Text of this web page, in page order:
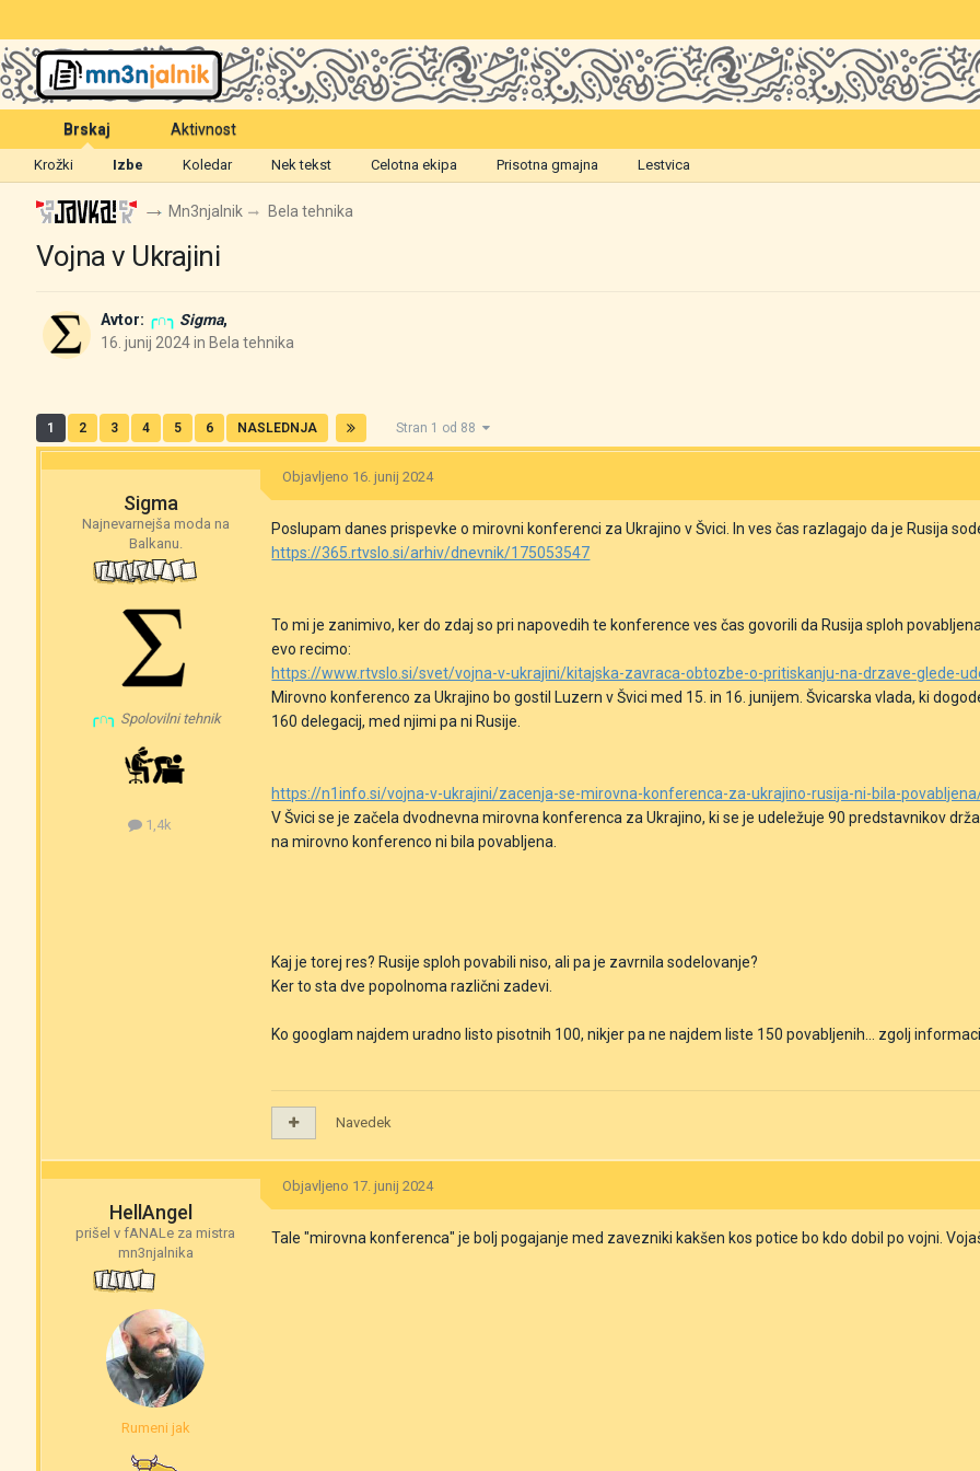
Brskaj
Krožki Izbe Koledar Nek tekst Celotna ekipa Prisotna gmajna Lestvica
Aktivnost
Mn3njalnik Bela tehnika
Vojna v Ukrajini
Avtor: ╭∩╮ Sigma,
16. junij 2024in Bela tehnika
1 2 3 4 5 6 NASLEDNJA Stran 1 od 88
Sigma
Najnevarnejša moda na
Balkanu.
╭∩╮ Spolovilni tehnik
1,4k
Objavljeno 16. junij 2024
Poslupam danes prispevke o mirovni konferenci za Ukrajino v Švici. In ves čas razlagajo da je Rusija
https://365.rtvslo.si/arhiv/dnevnik/175053547
To mi je zanimivo, ker do zdaj so pri napovedih te konference ves čas govorili da Rusija sploh
evo recimo:
https://www.rtvslo.si/svet/vojna-v-ukrajini/kitajska-zavraca-obtozbe-o-pritiskanju-na-drzave-glede-
Mirovno konferenco za Ukrajino bo gostil Luzern v Švicimed 15.in 16. junijem. Švicarska vlada, ki
160 delegacij, med njimi pa ni Rusije.
https://n1info.si/vojna-v-ukrajini/zacenja-se-mirovna-konferenca-za-ukrajino-rusija-ni-bila-
V Švici se je začela dvodnevna mirovna konferenca za Ukrajino, ki se je udeležuje 90 predstavnikov
na mirovno konferenco ni bila povabljena.
Kaj je torej res? Rusije sploh povabili niso, ali pa je zavrnila sodelovanje?
Ker to sta dve popolnoma različni zadevi.
Ko googlam najdem uradno listo pisotnih 100, nikjer pa ne najdem liste 150 povabljenih... zgolj
Navedek
HellAngel
prišel v fANALe za mistra
mn3njalnika
Rumeni jak
Objavljeno 17. junij 2024
Tale "mirovna konferenca" je bolj pogajanje med zavezniki kakšen kos potice bo kdo dobil po vojni.